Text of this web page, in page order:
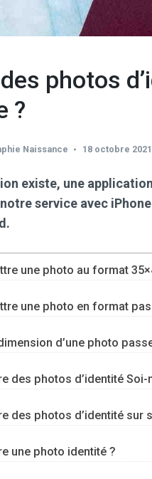
photos
?
Naissance 18 octobre 2021
existe, une
service avec
une photo au format
une photo en format
d’une photo
des photos d’identité Soi-
des photos d’identité sur
une photo identité ?